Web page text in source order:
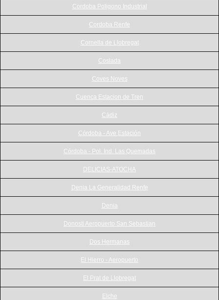
Cordoba Poligono Industrial
Cordoba Renfe
Cornella de Llobregat
Coslada
Coves Noves
Cuenca Estacion de Tren
Cádiz
Córdoba - Ave Estación
Córdoba - Pol. Ind. Las Quemadas
DELICIAS-ATOCHA
Denia La Generalidad Renfe
Denia
Donosti Aeropuerto San Sebastian
Dos Hermanas
El Hierro - Aeropuerto
El Prat de Llobregat
Elche